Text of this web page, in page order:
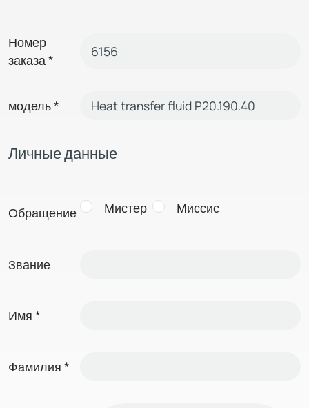
Номер
заказа *
модель*
Личные данные
Обращение Мистер Миссис
Звание
Имя *
Фамилия *